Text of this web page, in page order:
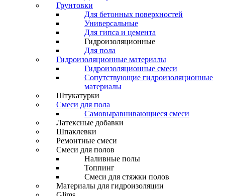
Грунтовки
Для бетонных поверхностей
Универсальные
Для гипса и цемента
Гидроизоляционные
Для пола
Гидроизоляционные материалы
Гидроизоляционные смеси
Сопутствующие гидроизоляционные
материалы
Штукатурки
Смеси для пола
Самовыравнивающиеся смеси
Латексные добавки
Шпаклевки
Ремонтные смеси
Смеси для полов
Наливные полы
Топпинг
Смеси для стяжки полов
Материалы для гидроизоляции